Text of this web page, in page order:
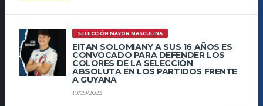
SELECCIÓN MAYOR MASCULINA
EITAN SOLOMIANY A SUS 16 AÑOS ES
CONVOCADO PARA DEFENDER LOS
COLORES DE LA SELECCIÓN
ABSOLUTA EN LOS PARTIDOS FRENTE
A GUYANA
10/09/2023